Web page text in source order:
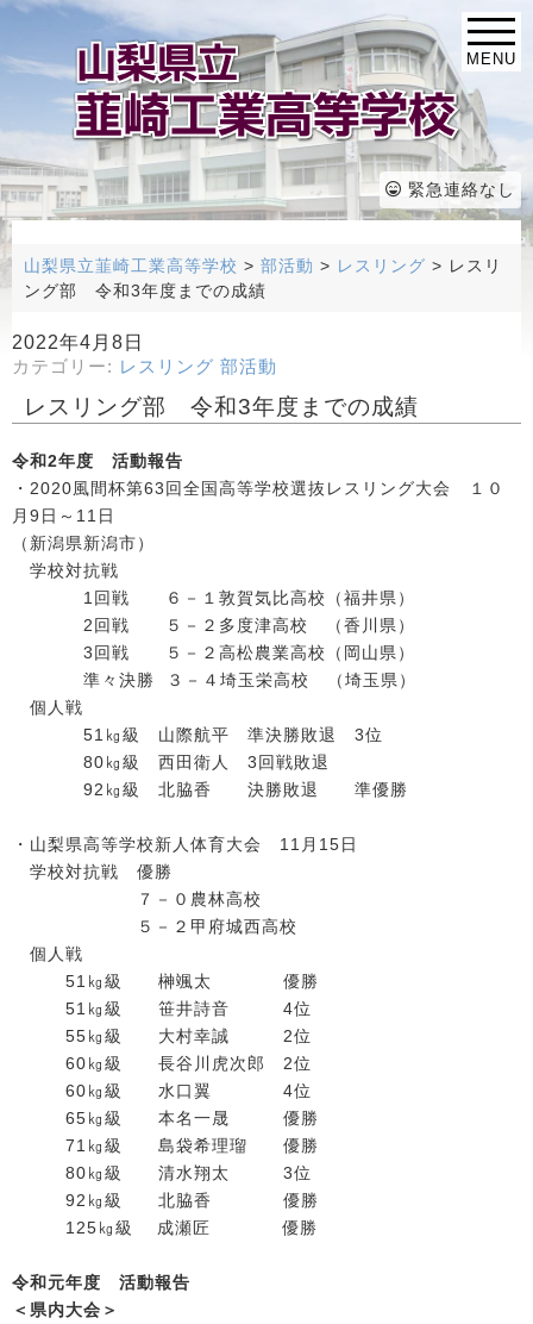
MENU
緊急連絡なし
山梨県立韮崎工業高等学校 > 部活動 > レスリング > レスリ
ング部 令和3年度までの成績
2022年4月8日
カテゴリー: レスリング 部活動
レスリング部 令和3年度までの成績
令和2年度 活動報告
・2020風間杯第63回全国高等学校選抜レスリング大会 １０
月9日～11日
（新潟県新潟市）
学校対抗戦
1回戦 ６－１敦賀気比高校（福井県）
2回戦 ５－２多度津高校 （香川県）
3回戦 ５－２高松農業高校（岡山県）
準々決勝 ３－４埼玉栄高校 （埼玉県）
個人戦
51㎏級 山際航平 準決勝敗退 3位
80㎏級 西田衛人 3回戦敗退
92㎏級 北脇香 決勝敗退 準優勝
・山梨県高等学校新人体育大会 11月15日
学校対抗戦 優勝
７－０農林高校
５－２甲府城西高校
個人戦
51㎏級 榊颯太 優勝
51㎏級 笹井詩音 4位
55㎏級 大村幸誠 2位
60㎏級 長谷川虎次郎 2位
60㎏級 水口翼 4位
65㎏級 本名一晟 優勝
71㎏級 島袋希理瑠 優勝
80㎏級 清水翔太 3位
92㎏級 北脇香 優勝
125㎏級 成瀬匠 優勝
令和元年度 活動報告
＜県内大会＞